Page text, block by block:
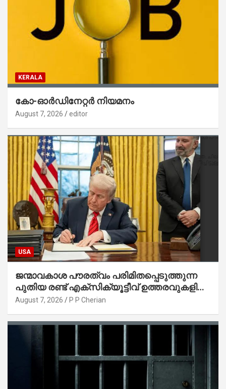
KERALA
കോ-ഓർഡിനേറ്റർ നിയമനം
August 7, 2026 editor
USA
ജന്മാവകാശ പൗരത്വം പരിമിതപ്പെടുത്തുന്ന
പുതിയ രണ്ട് എക്സിക്യൂട്ടീവ് ഉത്തരവുകളിൽ
ട്രംപ് ഒപ്പുവെച്ചു
August 7, 2026 P P Cherian